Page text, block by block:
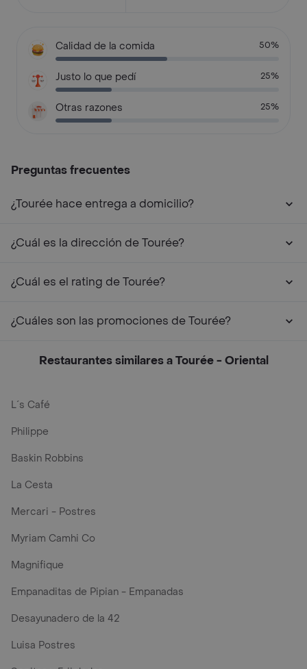
Calidad de la comida 50%
Justo lo que pedí 25%
Otras razones 25%
Preguntas frecuentes
¿Tourée hace entrega a domicilio?
¿Cuál es la dirección de Tourée?
¿Cuál es el rating de Tourée?
¿Cuáles son las promociones de Tourée?
Restaurantes similares a Tourée - Oriental
L´s Café
Philippe
Baskin Robbins
La Cesta
Mercari - Postres
Myriam Camhi Co
Magnifique
Empanaditas de Pipian - Empanadas
Desayunadero de la 42
Luisa Postres